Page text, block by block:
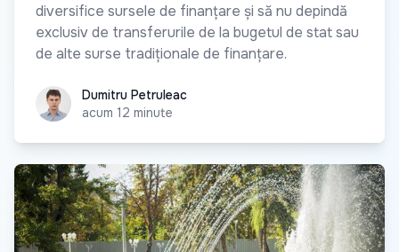
diversifice sursele de finanțare și să nu depindă
exclusiv de transferurile de la bugetul de stat sau
de alte surse tradiționale de finanțare.
Dumitru Petruleac
Dumitru Petruleac
acum 12 minute